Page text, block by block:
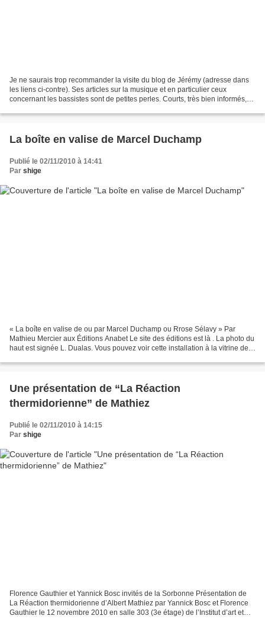
Je ne saurais trop recommander la visite du blog de Jérémy (adresse dans
les liens ci-contre). Ses articles sur la musique et en particulier ceux
concernant les bassistes sont de petites perles. Courts, très bien informés,
La boîte en valise de Marcel Duchamp
Publié le 02/11/2010 à 14:41
Par shige
« La boîte en valise de ou par Marcel Duchamp ou Rrose Sélavy » Par
Mathieu Mercier aux Éditions Anabet Le site des éditions est là . La photo du
haut est signée L. Dualas. Vous pouvez voir cette installation à la vitrine de
Une présentation de “La Réaction
thermidorienne” de Mathiez
Publié le 02/11/2010 à 14:15
Par shige
Florence Gauthier et Yannick Bosc invités de la Sorbonne Présentation de
La Réaction thermidorienne d’Albert Mathiez par Yannick Bosc et Florence
Gauthier le 12 novembre 2010 en salle 303 (3e étage) de l’Institut d’art et